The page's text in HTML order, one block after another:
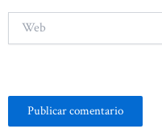
Web